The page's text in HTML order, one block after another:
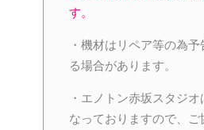
す。
・機材はリペア等の為
る場合があります。
・エノトン赤坂スタジ
なっておりますので、ご